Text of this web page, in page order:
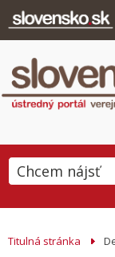
Titulná stránka